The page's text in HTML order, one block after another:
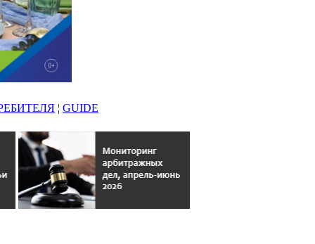
¦ GUIDE